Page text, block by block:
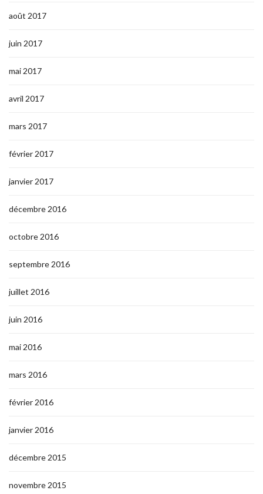
août 2017
juin 2017
mai 2017
avril 2017
mars 2017
février 2017
janvier 2017
décembre 2016
octobre 2016
septembre 2016
juillet 2016
juin 2016
mai 2016
mars 2016
février 2016
janvier 2016
décembre 2015
novembre 2015